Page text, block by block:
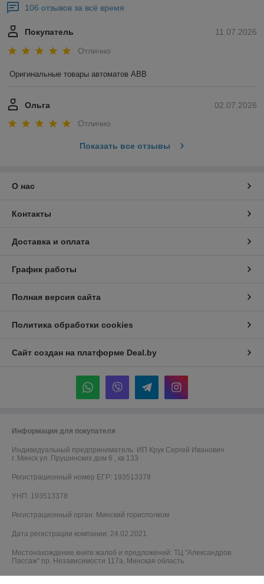
106 отзывов за всё время
11.07.2026
Покупатель
Отлично
Оригинальные товары автоматов ABB
02.07.2026
Ольга
Отлично
Показать все отзывы
О нас
Контакты
Доставка и оплата
График работы
Полная версия сайта
Политика обработки cookies
Сайт создан на платформе Deal.by
Информация для покупателя
Индивидуальный предприниматель: ИП Крук Сергей Иванович
г. Минск ул. Прушинских дом 6 , кв 133
Регистрационный номер ЕГР: 193513378
УНП: 193513378
Регистрационный орган: Минский горисполком
Дата регистрации компании: 24.02.2021
Местонахождение книги жалоб и предложений: ТЦ "Александров
Пассаж" пр. Независимости 117а, Минская область